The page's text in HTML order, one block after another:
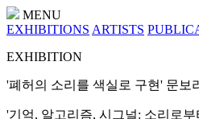
MENU
EXHIBITIONS ARTISTS
EXHIBITION
'폐허의 소리를 색실로 구현' 문보
'기억, 알고리즘, 시그널: 소리로